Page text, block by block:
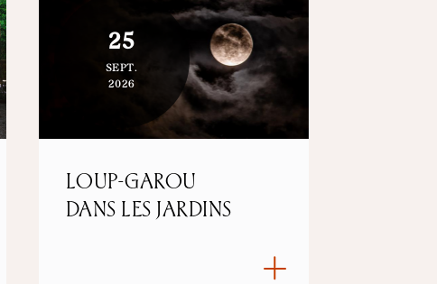
25
SEPT.
2026
LOUP-GAROU
DANS LES JARDINS